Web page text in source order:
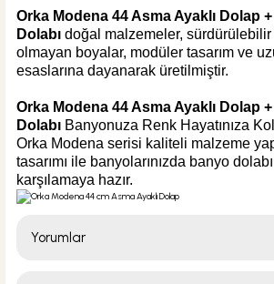
1.630,00 TL
Sepete Ekle
ÜRÜN TÜKENDİ
Tema Pop-Up Krom Sifon Otomatiği
233,90 TL
Orka Modena 44 Asma Ayaklı Dolap
Dolabı doğal malzemeler,
olmayan boyalar, modüler tasarım ve
esaslarına dayanarak üretilmiştir.
Orka Modena 44 Asma Ayaklı Dolap
Dolabı Banyonuza Renk Hayatınıza
Orka Modena serisi kaliteli malzeme
tasarımı ile banyolarınızda banyo dolabı
karşılamaya hazır.
Yorumlar